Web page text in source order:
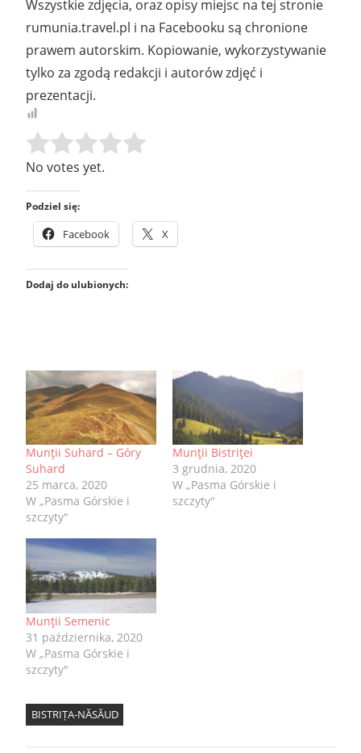
Wszystkie zdjęcia, oraz opisy miejsc na tej stronie
rumunia.travel.pl i na Facebooku są chronione
prawem autorskim. Kopiowanie, wykorzystywanie
tylko za zgodą redakcji i autorów zdjęć i
prezentacji.
Rate this item:
No votes yet.
Podziel się:
Facebook X
Dodaj do ulubionych:
Munţii Suhard – Góry
Suhard
25 marca, 2020
W „Pasma Górskie i
szczyty"
Munţii Bistriţei
3 grudnia, 2020
W „Pasma Górskie i
szczyty"
Munţii Semenic
31 października, 2020
W „Pasma Górskie i
szczyty"
BISTRIȚA-NĂSĂUD